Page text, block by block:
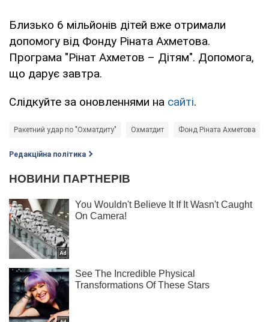
Близько 6 мільйонів дітей вже отримали
допомогу від Фонду Ріната Ахметова.
Програма "Рінат Ахметов – Дітям". Допомога,
що дарує завтра.
Слідкуйте за оновленнями на сайті.
Ракетний удар по "Охматдиту" Охматдит Фонд Ріната Ахметова
Редакційна політика